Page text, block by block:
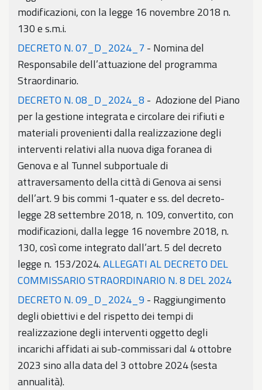
modificazioni, con la legge 16 novembre 2018 n.
130 e s.m.i.
DECRETO N. 07_D_2024_7- Nomina del
Responsabile dell’attuazione del programma
Straordinario.
DECRETO N. 08_D_2024_8 - Adozione del Piano
per la gestione integrata e circolare dei rifiuti e
materiali provenienti dalla realizzazione degli
interventi relativi alla nuova diga foranea di
Genova e al Tunnel subportuale di
attraversamento della città di Genova ai sensi
dell’art. 9 bis commi 1-quater e ss. del decreto-
legge 28 settembre 2018, n. 109, convertito, con
modificazioni, dalla legge 16 novembre 2018, n.
130, così come integrato dall’art. 5 del decreto
legge n. 153/2024.ALLEGATI AL DECRETO DEL
COMMISSARIO STRAORDINARIO N. 8 DEL 2024
DECRETO N. 09_D_2024_9 - Raggiungimento
degli obiettivi e del rispetto dei tempi di
realizzazione degli interventi oggetto degli
incarichi affidati ai sub-commissari dal 4 ottobre
2023 sino alla data del 3 ottobre 2024 (sesta
annualità).